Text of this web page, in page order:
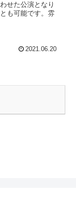
せた公演となり
も可能です。雰
2021.06.20